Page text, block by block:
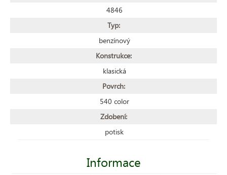
4846
Typ:
benzínový
Konstrukce:
klasická
Povrch:
540 color
Zdobení:
potisk
Informace